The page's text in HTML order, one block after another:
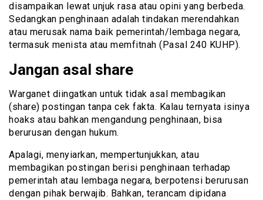
disampaikan lewat unjuk rasa atau opini yang berbeda.
Sedangkan penghinaan adalah tindakan merendahkan
atau merusak nama baik pemerintah/lembaga negara,
termasuk menista atau memfitnah (Pasal 240 KUHP).
Jangan asal share
Warganet diingatkan untuk tidak asal membagikan
(share) postingan tanpa cek fakta. Kalau ternyata isinya
hoaks atau bahkan mengandung penghinaan, bisa
berurusan dengan hukum.
Apalagi, menyiarkan, mempertunjukkan, atau
membagikan postingan berisi penghinaan terhadap
pemerintah atau lembaga negara, berpotensi berurusan
dengan pihak berwajib. Bahkan, terancam dipidana